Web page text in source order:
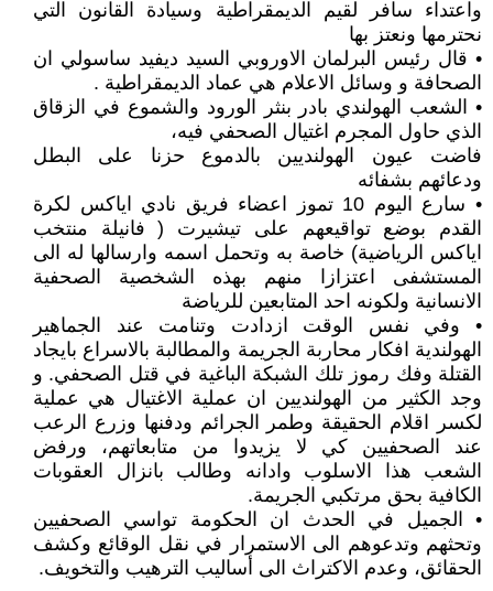
واعتداء سافر لقيم الديمقراطية وسيادة القانون التي
نحترمها ونعتز بها
• قال رئيس البرلمان الاوروبي السيد ديفيد ساسولي ان
الصحافة و وسائل الاعلام هي عماد الديمقراطية .
• الشعب الهولندي بادر بنثر الورود والشموع في الزقاق
الذي حاول المجرم اغتيال الصحفي فيه،
فاضت عيون الهولنديين بالدموع حزنا على البطل
ودعائهم بشفائه
• سارع اليوم 10 تموز اعضاء فريق نادي اياكس لكرة
القدم بوضع تواقيعهم على تيشيرت ( فانيلة منتخب
اياكس الرياضية) خاصة به وتحمل اسمه وارسالها له الى
المستشفى اعتزازا منهم بهذه الشخصية الصحفية
الانسانية ولكونه احد المتابعين للرياضة
• وفي نفس الوقت ازدادت وتنامت عند الجماهير
الهولندية افكار محاربة الجريمة والمطالبة بالاسراع بايجاد
القتلة وفك رموز تلك الشبكة الباغية في قتل الصحفي. و
وجد الكثير من الهولنديين ان عملية الاغتيال هي عملية
لكسر اقلام الحقيقة وطمر الجرائم ودفنها وزرع الرعب
عند الصحفيين كي لا يزيدوا من متابعاتهم، ورفض
الشعب هذا الاسلوب وادانه وطالب بانزال العقوبات
الكافية بحق مرتكبي الجريمة.
• الجميل في الحدث ان الحكومة تواسي الصحفيين
وتحثهم وتدعوهم الى الاستمرار في نقل الوقائع وكشف
الحقائق، وعدم الاكتراث الى أساليب الترهيب والتخويف.